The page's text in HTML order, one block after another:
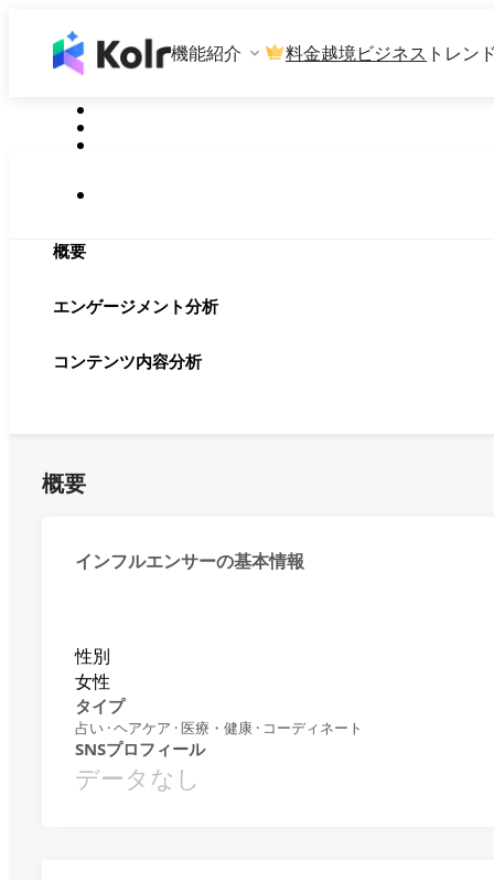
機能紹介 料金越境ビジネス トレン
概要
エンゲージメント分析
コンテンツ内容分析
概要
インフルエンサーの基本情報
性別
女性
タイプ
占い · ヘアケア · 医療・健康 · コーディネート
SNSプロフィール
データなし